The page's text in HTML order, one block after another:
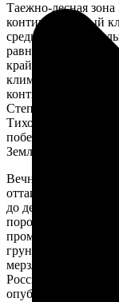
Таежно-лесная
континентальный
равнина, за
крайнего юга,
климата. Средняя и
континентальным и
Степень
Тихоокеанском
побережье
Земли отличаются
Вечная мерзлота —
оттаивающие в
до десятков и
пород (от 0,5 до
промерзают, а
грунта, который и
мерзлотой. Вечная
России (Карта
опубликованных